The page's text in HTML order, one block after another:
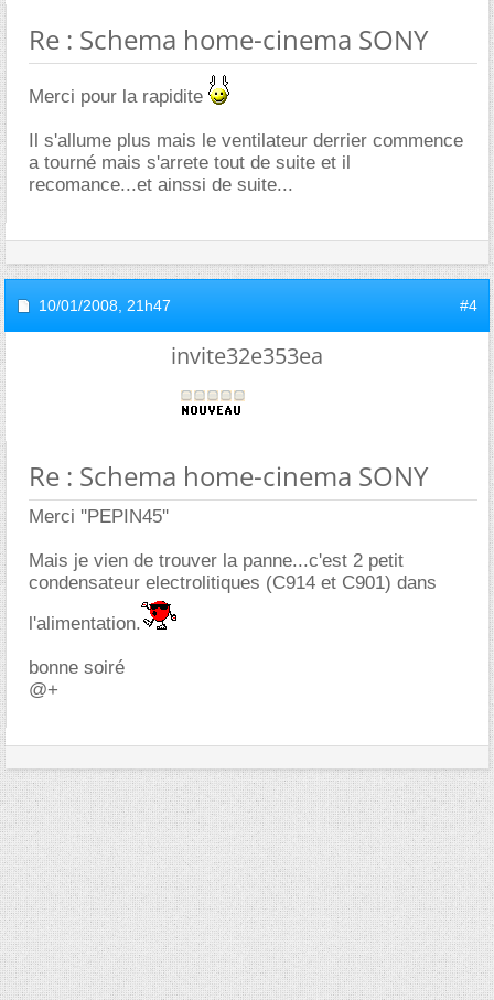
Re : Schema home-cinema SONY
Merci pour la rapidite
Il s'allume plus mais le ventilateur derrier commence
a tourné mais s'arrete tout de suite et il
recomance...et ainssi de suite...
10/01/2008, 21h47 #4
invite32e353ea
Re : Schema home-cinema SONY
Merci ''PEPIN45''
Mais je vien de trouver la panne...c'est 2 petit
condensateur electrolitiques (C914 et C901) dans
l'alimentation.
bonne soiré
@+